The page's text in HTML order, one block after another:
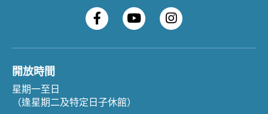
開放時間
星期一至日
（逢星期二及特定日子休館）